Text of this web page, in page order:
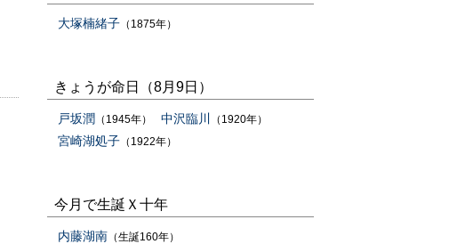
大塚楠緒子 （1875年）
きょうが命日（8月9日）
戸坂潤 （1945年） 中沢臨川 （1920年）
宮崎湖処子 （1922年）
今月で生誕Ｘ十年
内藤湖南 （生誕160年）